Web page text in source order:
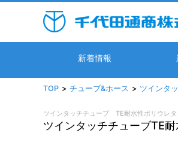
新着情報
TOP チューブ&ホース ツインタ
ツインタッチチューブ TE耐水性ポリウレタ
ツインタッチチューブTE